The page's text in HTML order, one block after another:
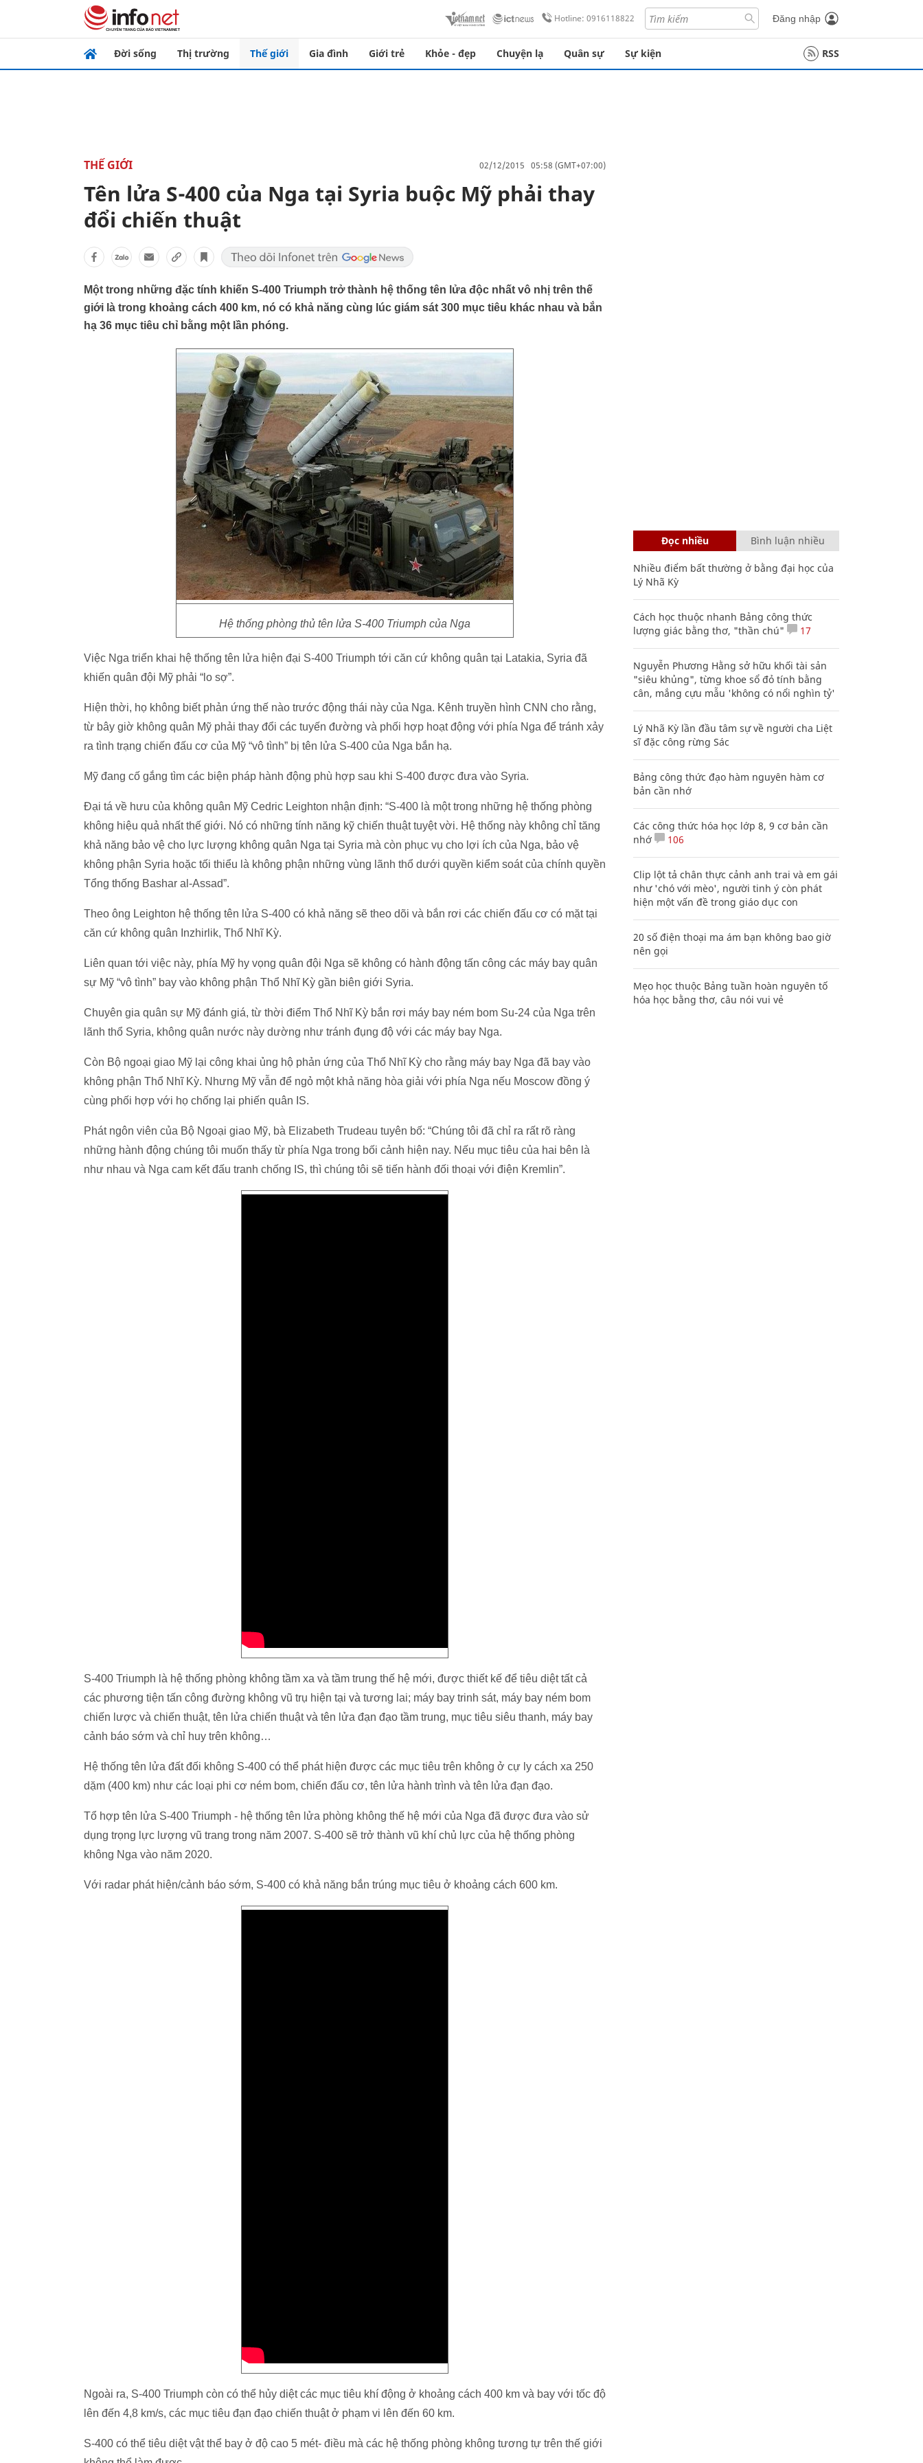
Hotline: 0916118822 Đăng nhập
Đời sống Thị trường Thế giới Gia đình Giới trẻ Khỏe - đẹp Chuyện lạ Quân sự Sự kiện RSS
THẾ GIỚI 02/12/2015 05:58 (GMT+07:00)
Tên lửa S-400 của Nga tại Syria buộc Mỹ phải thay
đổi chiến thuật
Một trong những đặc tính khiến S-400 Triumph trở thành hệ thống tên lửa độc nhất vô nhị trên thế
giới là trong khoảng cách 400 km, nó có khả năng cùng lúc giám sát 300 mục tiêu khác nhau và bắn
hạ 36 mục tiêu chỉ bằng một lần phóng.
Hệ thống phòng thủ tên lửa S-400 Triumph của Nga
Việc Nga triển khai hệ thống tên lửa hiện đại S-400 Triumph tới căn cứ không quân tại Latakia, Syria đã
khiến quân đội Mỹ phải “lo sợ”.
Hiện thời, họ không biết phản ứng thế nào trước động thái này của Nga. Kênh truyền hình CNN cho rằng,
từ bây giờ không quân Mỹ phải thay đổi các tuyến đường và phối hợp hoạt động với phía Nga để tránh xảy
ra tình trạng chiến đấu cơ của Mỹ “vô tình” bị tên lửa S-400 của Nga bắn hạ.
Mỹ đang cố gắng tìm các biện pháp hành động phù hợp sau khi S-400 được đưa vào Syria.
Đại tá về hưu của không quân Mỹ Cedric Leighton nhận định: “S-400 là một trong những hệ thống phòng
không hiệu quả nhất thế giới. Nó có những tính năng kỹ chiến thuật tuyệt vời. Hệ thống này không chỉ tăng
khả năng bảo vệ cho lực lượng không quân Nga tại Syria mà còn phục vụ cho lợi ích của Nga, bảo vệ
không phận Syria hoặc tối thiểu là không phận những vùng lãnh thổ dưới quyền kiểm soát của chính quyền
Tổng thống Bashar al-Assad”.
Theo ông Leighton hệ thống tên lửa S-400 có khả năng sẽ theo dõi và bắn rơi các chiến đấu cơ có mặt tại
căn cứ không quân Inzhirlik, Thổ Nhĩ Kỳ.
Liên quan tới việc này, phía Mỹ hy vọng quân đội Nga sẽ không có hành động tấn công các máy bay quân
sự Mỹ “vô tình” bay vào không phận Thổ Nhĩ Kỳ gần biên giới Syria.
Chuyên gia quân sự Mỹ đánh giá, từ thời điểm Thổ Nhĩ Kỳ bắn rơi máy bay ném bom Su-24 của Nga trên
lãnh thổ Syria, không quân nước này dường như tránh đụng độ với các máy bay Nga.
Còn Bộ ngoại giao Mỹ lại công khai ủng hộ phản ứng của Thổ Nhĩ Kỳ cho rằng máy bay Nga đã bay vào
không phận Thổ Nhĩ Kỳ. Nhưng Mỹ vẫn để ngỏ một khả năng hòa giải với phía Nga nếu Moscow đồng ý
cùng phối hợp với họ chống lại phiến quân IS.
Phát ngôn viên của Bộ Ngoại giao Mỹ, bà Elizabeth Trudeau tuyên bố: “Chúng tôi đã chỉ ra rất rõ ràng
những hành động chúng tôi muốn thấy từ phía Nga trong bối cảnh hiện nay. Nếu mục tiêu của hai bên là
như nhau và Nga cam kết đấu tranh chống IS, thì chúng tôi sẽ tiến hành đối thoại với điện Kremlin”.
S-400 Triumph là hệ thống phòng không tầm xa và tầm trung thế hệ mới, được thiết kế để tiêu diệt tất cả
các phương tiện tấn công đường không vũ trụ hiện tại và tương lai; máy bay trinh sát, máy bay ném bom
chiến lược và chiến thuật, tên lửa chiến thuật và tên lửa đạn đạo tầm trung, mục tiêu siêu thanh, máy bay
cảnh báo sớm và chỉ huy trên không…
Hệ thống tên lửa đất đối không S-400 có thể phát hiện được các mục tiêu trên không ở cự ly cách xa 250
dặm (400 km) như các loại phi cơ ném bom, chiến đấu cơ, tên lửa hành trình và tên lửa đạn đạo.
Tổ hợp tên lửa S-400 Triumph - hệ thống tên lửa phòng không thế hệ mới của Nga đã được đưa vào sử
dụng trọng lực lượng vũ trang trong năm 2007. S-400 sẽ trở thành vũ khí chủ lực của hệ thống phòng
không Nga vào năm 2020.
Với radar phát hiện/cảnh báo sớm, S-400 có khả năng bắn trúng mục tiêu ở khoảng cách 600 km.
Ngoài ra, S-400 Triumph còn có thể hủy diệt các mục tiêu khí động ở khoảng cách 400 km và bay với tốc độ
lên đến 4,8 km/s, các mục tiêu đạn đạo chiến thuật ở phạm vi lên đến 60 km.
S-400 có thể tiêu diệt vật thể bay ở độ cao 5 mét- điều mà các hệ thống phòng không tương tự trên thế giới
Đọc nhiều Bình luận nhiều
Nhiều điểm bất thường ở bằng đại học của
Lý Nhã Kỳ
Cách học thuộc nhanh Bảng công thức
lượng giác bằng thơ, "thần chú"
17
Nguyễn Phương Hằng sở hữu khối tài sản
"siêu khủng", từng khoe sổ đỏ tính bằng
cân, mắng cựu mẫu 'không có nổi nghìn tỷ'
Lý Nhã Kỳ lần đầu tâm sự về người cha Liệt
sĩ đặc công rừng Sác
Bảng công thức đạo hàm nguyên hàm cơ
bản cần nhớ
Các công thức hóa học lớp 8, 9 cơ bản cần
nhớ
106
Clip lột tả chân thực cảnh anh trai và em gái
như 'chó với mèo', người tinh ý còn phát
hiện một vấn đề trong giáo dục con
20 số điện thoại ma ám bạn không bao giờ
nên gọi
Mẹo học thuộc Bảng tuần hoàn nguyên tố
hóa học bằng thơ, câu nói vui vẻ